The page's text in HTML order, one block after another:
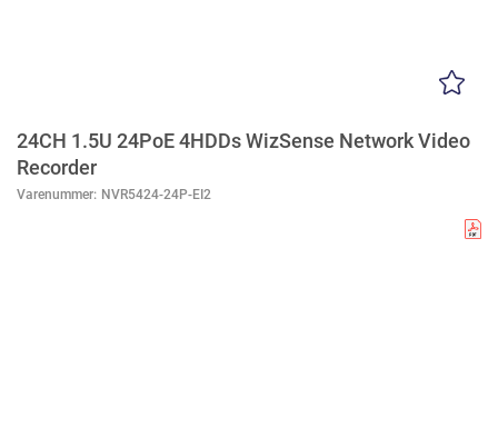
24CH 1.5U 24PoE 4HDDs WizSense Network Video
Recorder
Varenummer: NVR5424-24P-EI2